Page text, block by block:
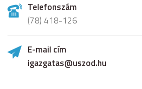
Telefonszám
(78) 418-126
E-mail cím
igazgatas@uszod.hu